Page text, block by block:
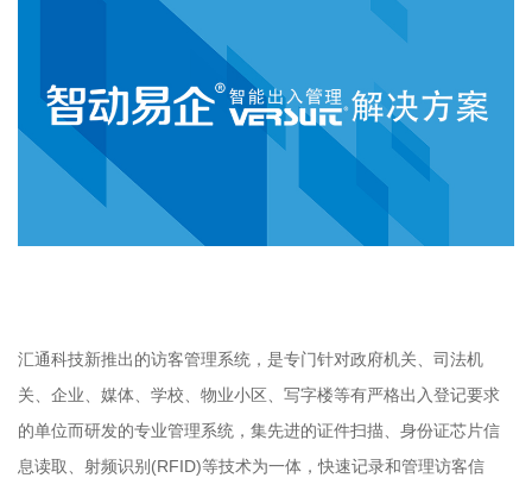
汇通科技新推出的访客管理系统，是专门针对政府机关、司法机
关、企业、媒体、学校、物业小区、写字楼等有严格出入登记要求
的单位而研发的专业管理系统，集先进的证件扫描、身份证芯片信
息读取、射频识别(RFID)等技术为一体，快速记录和管理访客信